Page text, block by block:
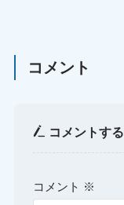
コメント
コメントする
コメント ※